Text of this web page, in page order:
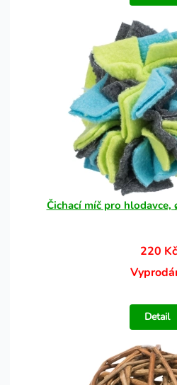
Čichací míč pro hlodavce,
220 Kč
Detail